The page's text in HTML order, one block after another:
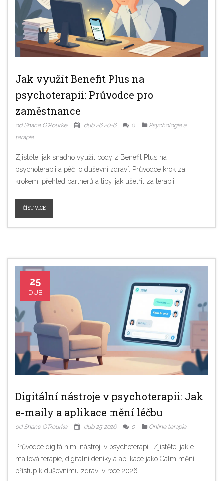
Jak využít Benefit Plus na
psychoterapii: Průvodce pro
zaměstnance
od Shane O'Rourke dub 26 2026 0
Psychologie a
terapie
Zjistěte, jak snadno využít body z Benefit Plus na
psychoterapii a péči o duševní zdraví. Průvodce krok za
krokem, přehled partnerů a tipy, jak ušetřit za terapii.
ČÍST VÍCE
25
DUB
Digitální nástroje v psychoterapii: Jak
e-maily a aplikace mění léčbu
od Shane O'Rourke dub 25 2026 0 Online terapie
Průvodce digitálními nástroji v psychoterapii. Zjistěte, jak e-
mailová terapie, digitální deníky a aplikace jako Calm mění
přístup k duševnímu zdraví v roce 2026.